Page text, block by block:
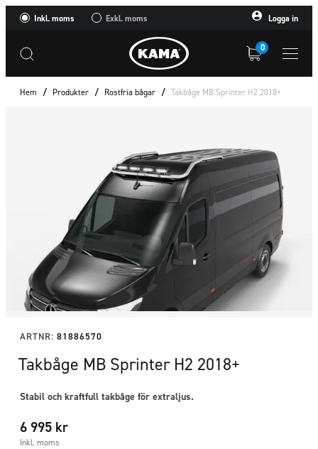
Inkl. moms Exkl. moms Logga in
0
Hem / Produkter / Rostfria bågar / Takbåge MB Sprinter H2 2018+
ARTNR: 81886570
Takbåge MB Sprinter H2 2018+
Stabil och kraftfull takbåge för extraljus.
6 995 kr
Inkl. moms